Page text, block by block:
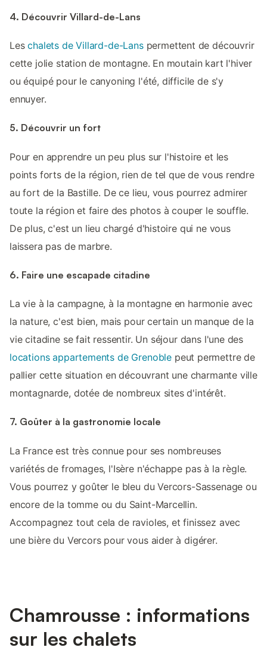
4. Découvrir Villard-de-Lans
Leschalets de Villard-de-Lanspermettent de découvrir
cette jolie station de montagne. En moutain kart l'hiver
ou équipé pour le canyoning l'été, difficile de s'y
ennuyer.
5. Découvrir un fort
Pour en apprendre un peu plus sur l'histoire et les
points forts de la région, rien de tel que de vous rendre
au fort de la Bastille. De ce lieu, vous pourrez admirer
toute la région et faire des photos à couper le souffle.
De plus, c'est un lieu chargé d'histoire qui ne vous
laissera pas de marbre.
6. Faire une escapade citadine
La vie à la campagne, à la montagne en harmonie avec
la nature, c'est bien, mais pour certain un manque de la
vie citadine se fait ressentir. Un séjour dans l'une des
locations appartements de Grenoble peut permettre de
pallier cette situation en découvrant une charmante ville
montagnarde, dotée de nombreux sites d'intérêt.
7. Goûter à la gastronomie locale
La France est très connue pour ses nombreuses
variétés de fromages, l'Isère n'échappe pas à la règle.
Vous pourrez y goûter le bleu du Vercors-Sassenage ou
encore de la tomme ou du Saint-Marcellin.
Accompagnez tout cela de ravioles, et finissez avec
une bière du Vercors pour vous aider à digérer.
Chamrousse : informations
sur les chalets